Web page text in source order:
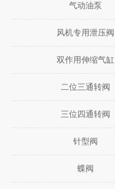
气动油泵
风机专用泄压阀
双作用伸缩气缸
二位三通转阀
三位四通转阀
针型阀
蝶阀